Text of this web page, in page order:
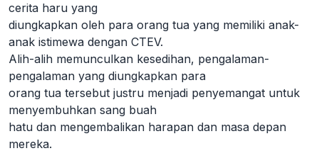
cerita haru yang
diungkapkan oleh para orang tua yang memiliki anak-
anak istimewa dengan CTEV.
Alih-alih memunculkan kesedihan, pengalaman-
pengalaman yang diungkapkan para
orang tua tersebut justru menjadi penyemangat untuk
menyembuhkan sang buah
hatu dan mengembalikan harapan dan masa depan
mereka.